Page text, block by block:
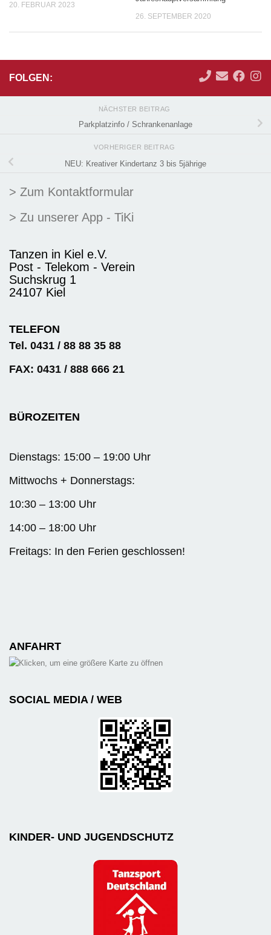
20. FEBRUAR 2023
26. SEPTEMBER 2020
FOLGEN:
NÄCHSTER BEITRAG
Parkplatzinfo / Schrankenanlage
VORHERIGER BEITRAG
NEU: Kreativer Kindertanz 3 bis 5jährige
> Zum Kontaktformular
> Zu unserer App - TiKi
Tanzen in Kiel e.V.
Post - Telekom - Verein
Suchskrug 1
24107 Kiel
TELEFON
Tel. 0431 / 88 88 35 88
FAX: 0431 / 888 666 21
BÜROZEITEN
Dienstags: 15:00 – 19:00 Uhr
Mittwochs + Donnerstags:
10:30 – 13:00 Uhr
14:00 – 18:00 Uhr
Freitags: In den Ferien geschlossen!
ANFAHRT
SOCIAL MEDIA / WEB
KINDER- UND JUGENDSCHUTZ